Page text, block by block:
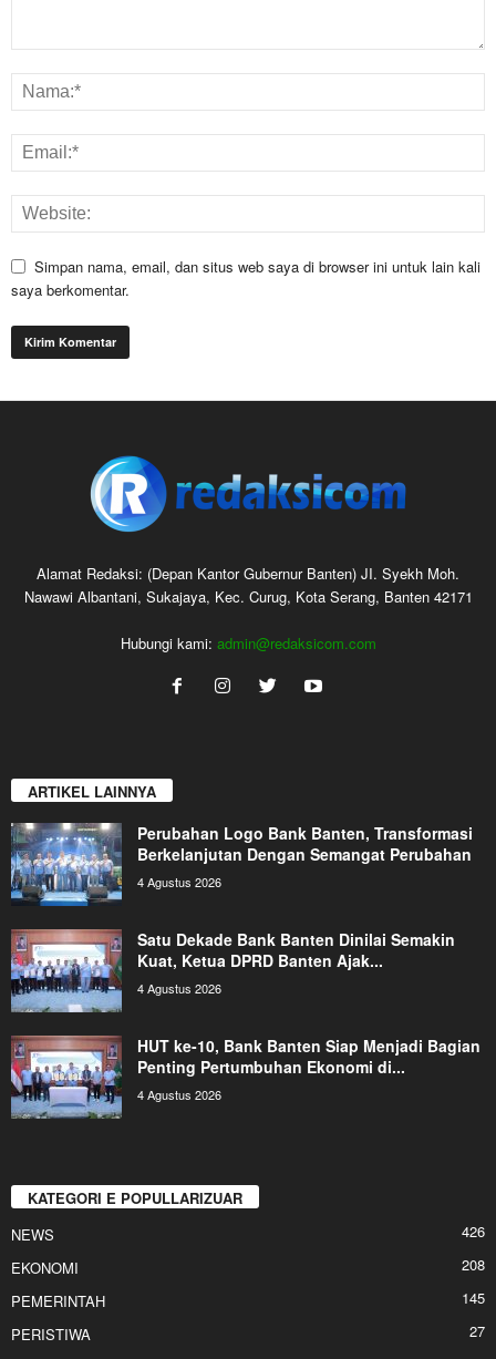
Simpan nama, email, dan situs web saya di browser ini untuk lain kali
saya berkomentar.
Alamat Redaksi: (Depan Kantor Gubernur Banten) JI. Syekh Moh.
Nawawi Albantani, Sukajaya, Kec. Curug, Kota Serang, Banten 42171
Hubungi kami: admin@redaksicom.com
ARTIKEL LAINNYA
Perubahan Logo Bank Banten, Transformasi
Berkelanjutan Dengan Semangat Perubahan
4 Agustus 2026
Satu Dekade Bank Banten Dinilai Semakin
Kuat, Ketua DPRD Banten Ajak...
4 Agustus 2026
HUT ke-10, Bank Banten Siap Menjadi Bagian
Penting Pertumbuhan Ekonomi di...
4 Agustus 2026
KATEGORI E POPULLARIZUAR
NEWS
426
EKONOMI
208
PEMERINTAH
145
PERISTIWA
27